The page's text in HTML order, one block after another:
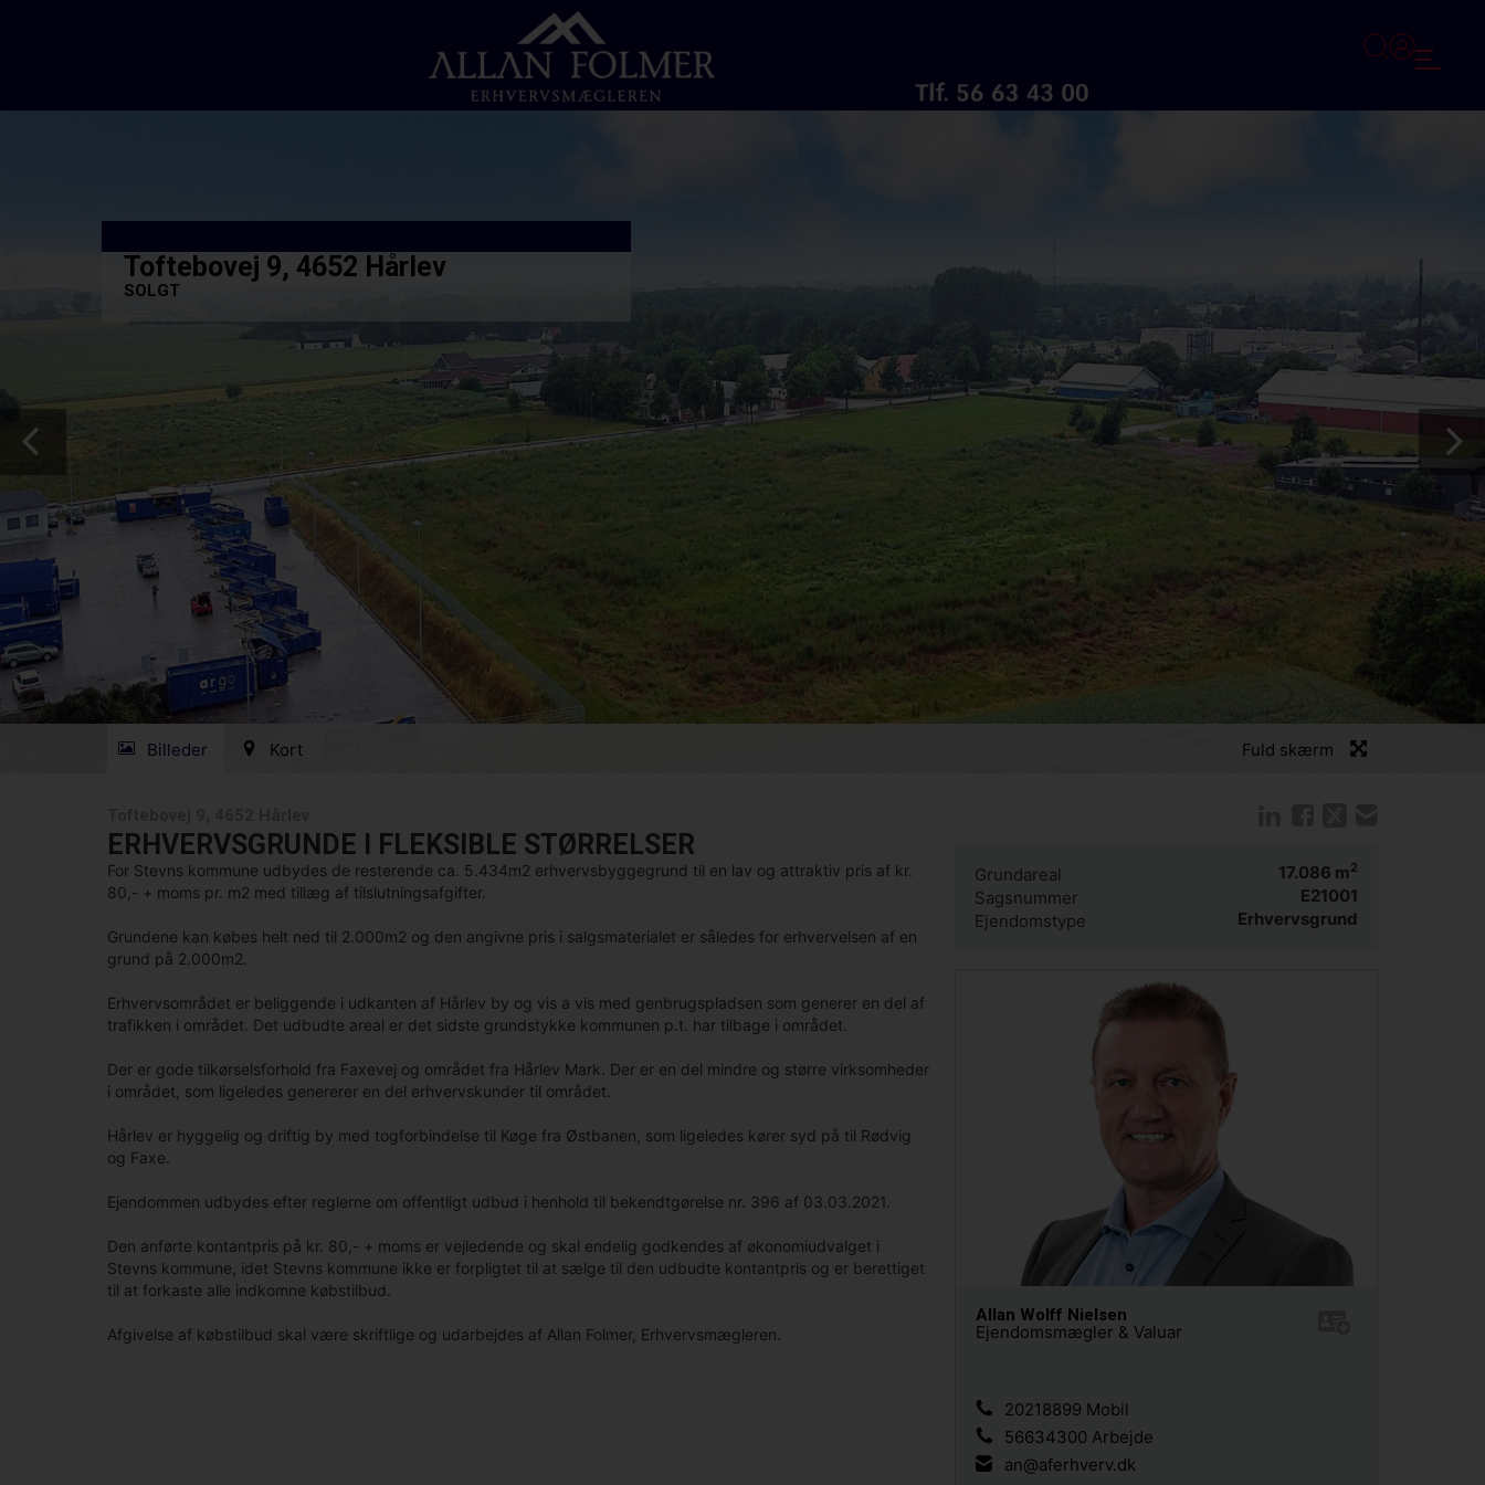
Toftebovej 9, 4652 Hårlev
SOLGT
Billeder Kort Fuld skærm
ERHVERVSGRUNDE I FLEKSIBLE STØRRELSER
For Stevns kommune udbydes de resterende ca. 5.434m2 erhvervsbyggegrund til en lav og attraktiv pris af kr.
80,- + moms pr. m2 med tillæg af tilslutningsafgifter.
Grundene kan købes helt ned til 2.000m2 og den angivne pris i salgsmaterialet er således for erhvervelsen af en
grund på 2.000m2.
Erhvervsområdet er beliggende i udkanten af Hårlev by og vis a vis med genbrugspladsen som generer en del af
trafikken i området. Det udbudte areal er det sidste grundstykke kommunen p.t. har tilbage i området.
Der er gode tilkørselsforhold fra Faxevej og området fra Hårlev Mark. Der er en del mindre og større virksomheder
i området, som ligeledes genererer en del erhvervskunder til området.
Hårlev er hyggelig og driftig by med togforbindelse til Køge fra Østbanen, som ligeledes kører syd på til Rødvig
og Faxe.
Ejendommen udbydes efter reglerne om offentligt udbud i henhold til bekendtgørelse nr. 396 af 03.03.2021.
Den anførte kontantpris på kr. 80,- + moms er vejledende og skal endelig godkendes af økonomiudvalget i
Stevns kommune, idet Stevns kommune ikke er forpligtet til at sælge til den udbudte kontantpris og er berettiget
til at forkaste alle indkomne købstilbud.
Afgivelse af købstilbud skal være skriftlige og udarbejdes af Allan Folmer, Erhvervsmægleren.
Grundareal 17.086 m2
Sagsnummer
E21001
Ejendomstype
Erhvervsgrund
Allan Wolff Nielsen
Ejendomsmægler & Valuar
20218899 Mobil
56634300 Arbejde
an@aferhverv.dk